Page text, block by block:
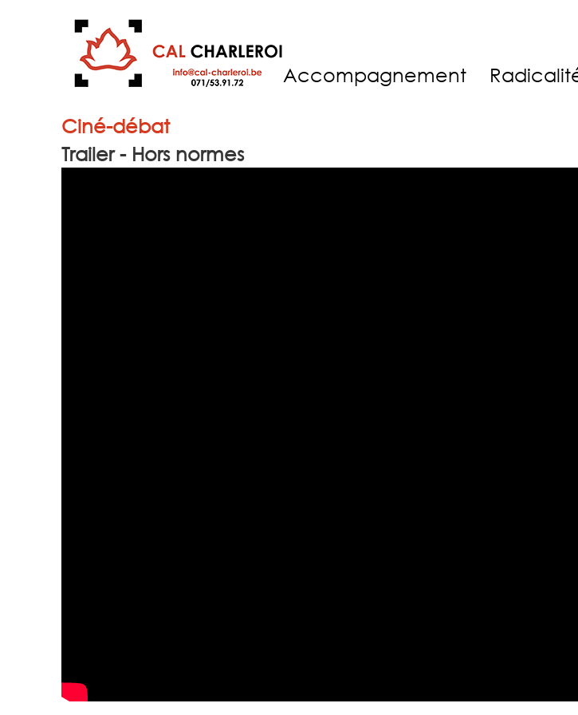
Accompagnement
Ciné-débat
Trailer - Hors normes